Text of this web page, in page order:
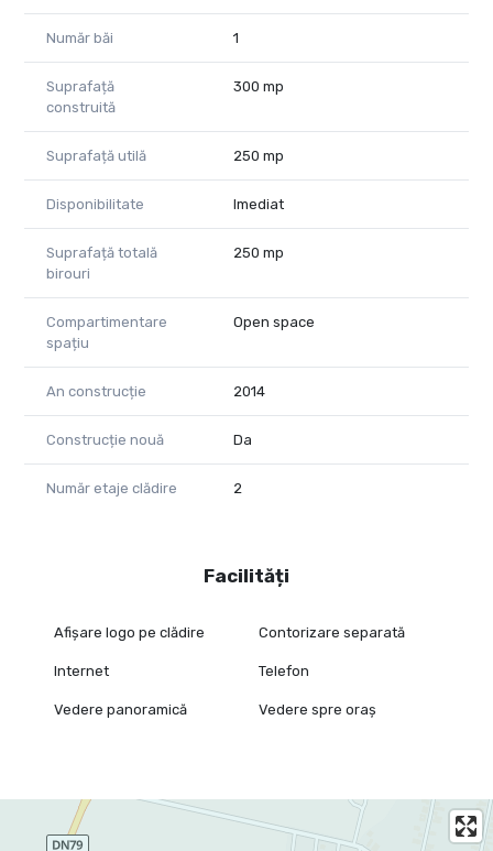
Număr băi 1
Suprafață
construită
300 mp
Suprafață utilă 250 mp
Disponibilitate Imediat
Suprafață totală
birouri
250 mp
Compartimentare
spațiu
Open space
An construcție 2014
Construcție nouă Da
Număr etaje clădire 2
Facilități
Afișare logo pe clădire Contorizare separată
Internet Telefon
Vedere panoramică Vedere spre oraș